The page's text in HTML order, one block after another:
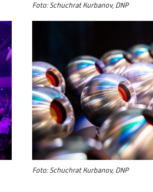
Foto: Schuchrat Kurbanov, DNP
Foto: Schuchrat Kurbanov, DNP